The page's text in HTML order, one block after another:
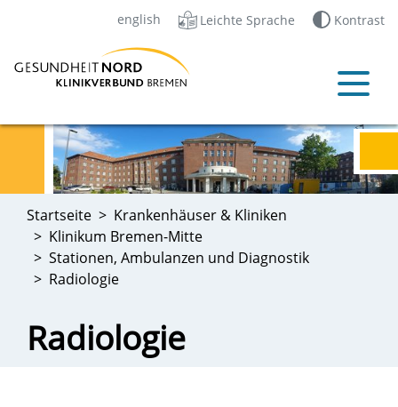
english Leichte Sprache Kontrast
Startseite
Krankenhäuser & Kliniken
Klinikum Bremen-Mitte
Stationen, Ambulanzen und Diagnostik
Radiologie
Radiologie